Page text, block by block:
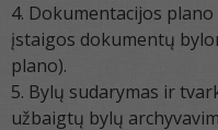
Dokumentacijos
įstaigos dokumentų
plano).
Bylų sudarymas ir
užbaigtų bylų